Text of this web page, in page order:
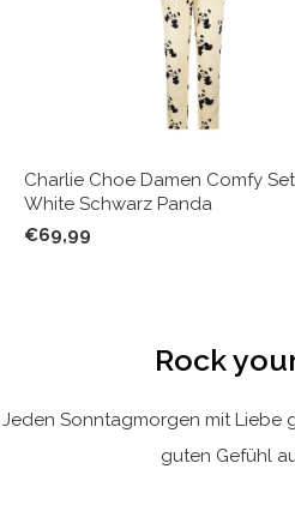
Charlie Choe Damen Comfy
White Schwarz Panda
€69,99
Rock
Jeden Sonntagmorgen mit Liebe
guten Gefühl